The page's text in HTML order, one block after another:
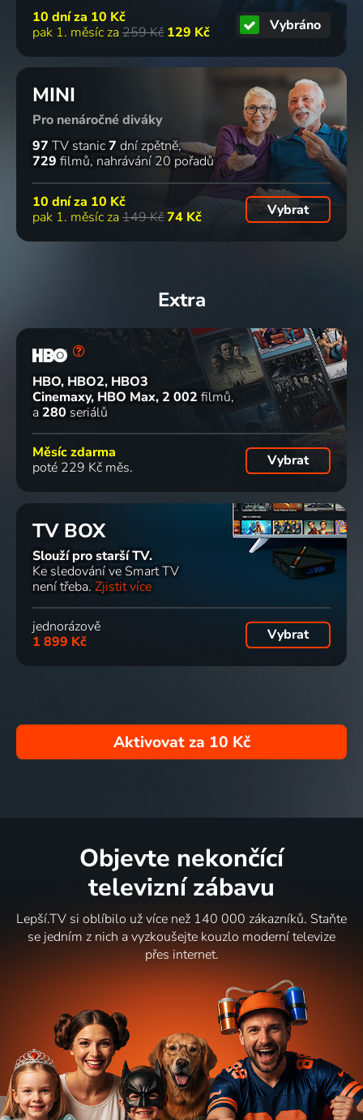
10 dní za 10 Kč
pak 1. měsíc za 259 Kč 129 Kč Vybráno
MINI
Pro nenáročné diváky
97 TV stanic7 dní zpětně
729 filmů nahrávání 20 pořadů
10 dní za 10 Kč
pak 1. měsíc za 149 Kč74 Kč Vybrat
Extra
HBO, HBO2, HBO3
Cinemaxy, HBO Max 2 002 filmů
a 280 seriálů
Měsíc zdarma
poté 229 Kč měs.
Vybrat
TV BOX
Slouží pro starší TV.
Ke sledování ve Smart TV
není třeba. Zjistit více
jednorázově
1 899 Kč
Vybrat
Aktivovat za 10 Kč
Objevte nekončící
televizní zábavu
Lepší.TV si oblíbilo už více než 140 000 zákazníků. Staňte
se jedním z nich a vyzkoušejte kouzlo moderní televize
přes internet.